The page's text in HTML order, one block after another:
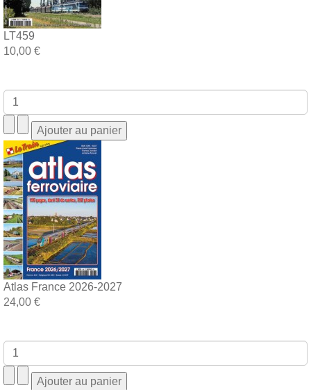
LT459
10,00 €
Atlas France 2026-2027
24,00 €